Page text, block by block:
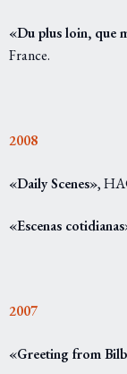
«Du plus loin, que
France.
2008
«Daily Scenes»,
«Escenas
2007
«Greeting from